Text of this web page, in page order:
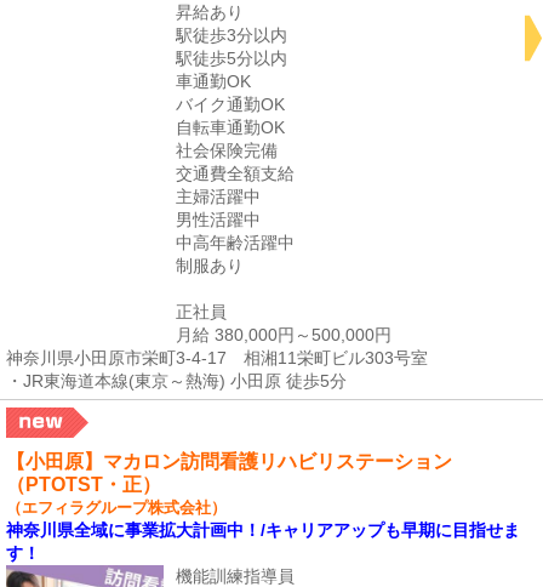
昇給あり
駅徒歩3分以内
駅徒歩5分以内
車通勤OK
バイク通勤OK
自転車通勤OK
社会保険完備
交通費全額支給
主婦活躍中
男性活躍中
中高年齢活躍中
制服あり
正社員
月給 380,000円～500,000円
神奈川県小田原市栄町3-4-17 相湘11栄町ビル303号室
・JR東海道本線(東京～熱海) 小田原 徒歩5分
【小田原】マカロン訪問看護リハビリステーション
（PTOTST・正）
（エフィラグループ株式会社）
神奈川県全域に事業拡大計画中！/キャリアアップも早期に目指せま
す！
機能訓練指導員